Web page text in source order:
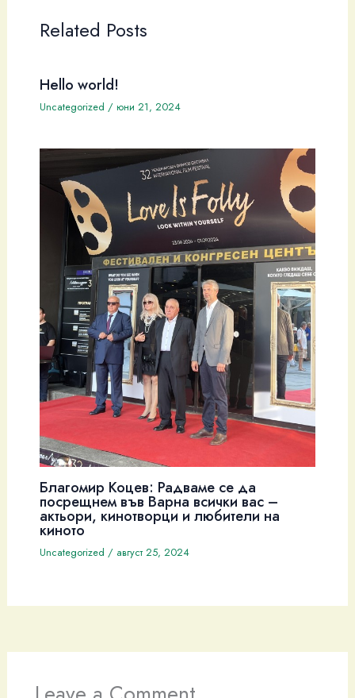
Related Posts
Hello world!
Uncategorized / юни 21, 2024
Благомир Коцев: Радваме се да
посрещнем във Варна всички вас –
актьори, кинотворци и любители на
киното
Uncategorized / август 25, 2024